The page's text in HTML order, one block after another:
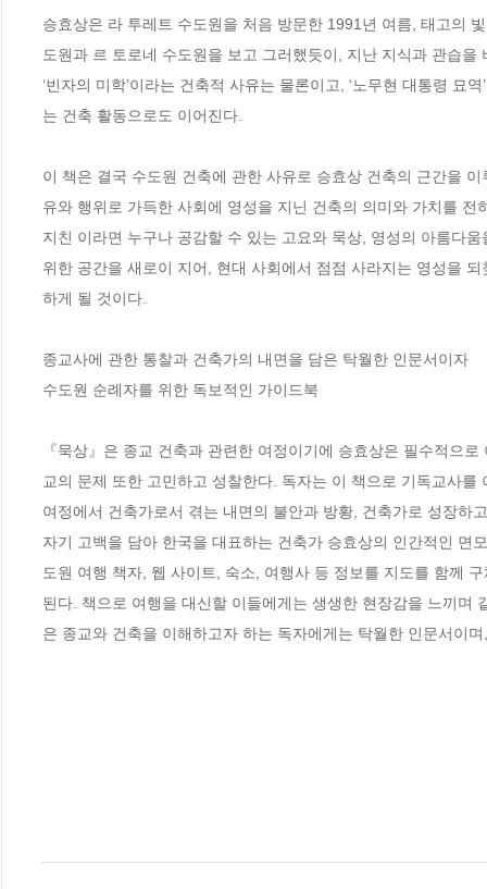
승효상은 라 투레트 수도원을 처음 방문한 1991년 여름, 태고의
도원과 르 토로네 수도원을 보고 그러했듯이, 지난 지식과 관습
‘빈자의 미학’이라는 건축적 사유는 물론이고, ‘노무현 대통령 묘역
는 건축 활동으로도 이어진다.
이 책은 결국 수도원 건축에 관한 사유로 승효상 건축의 근간을
유와 행위로 가득한 사회에 영성을 지닌 건축의 의미와 가치를
지친 이라면 누구나 공감할 수 있는 고요와 묵상, 영성의 아름다
위한 공간을 새로이 지어, 현대 사회에서 점점 사라지는 영성을
하게 될 것이다.
종교사에 관한 통찰과 건축가의 내면을 담은 탁월한 인문서이자
수도원 순례자를 위한 독보적인 가이드북
『묵상』은 종교 건축과 관련한 여정이기에 승효상은 필수적으
교의 문제 또한 고민하고 성찰한다. 독자는 이 책으로 기독교사
여정에서 건축가로서 겪는 내면의 불안과 방황, 건축가로 성장하
자기 고백을 담아 한국을 대표하는 건축가 승효상의 인간적인 면
도원 여행 책자, 웹 사이트, 숙소, 여행사 등 정보를 지도를 함께
된다. 책으로 여행을 대신할 이들에게는 생생한 현장감을 느끼며
은 종교와 건축을 이해하고자 하는 독자에게는 탁월한 인문서이